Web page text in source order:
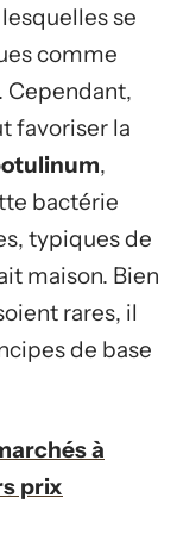
se
comme
. Cependant,
favoriser la
,
bactérie
typiques de
maison. Bien
rares, il
de base
à
prix